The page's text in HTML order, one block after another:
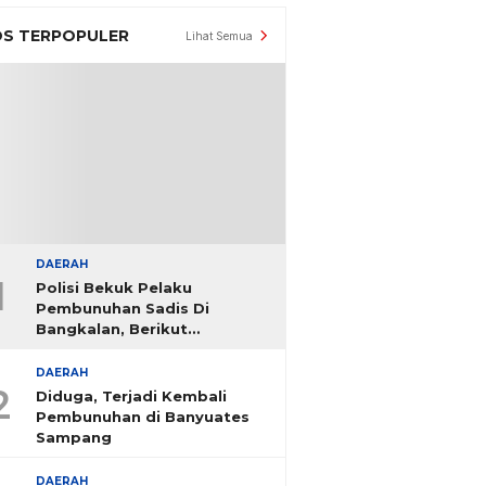
TERPOPULER Lihat Semua
DAERAH
Polisi Bekuk Pelaku
Pembunuhan Sadis Di
Bangkalan, Berikut
DAERAH
Diduga, Terjadi Kembali
Pembunuhan di Banyuates
Sampang
DAERAH